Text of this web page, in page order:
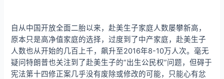
自从中国开放全面二胎以来，赴美生子家庭人数屡攀新高，
原本只是高净值家庭的选择，过度到了中产家庭，赴美生子
人数也从开始的几百上千，飙升至2016年8-10万人次。毫无
疑问特朗普也关注到了赴美生子的“出生公民权”问题，但碍于
宪法第十四修正案几乎没有废除或修改的可能，只能心有忿